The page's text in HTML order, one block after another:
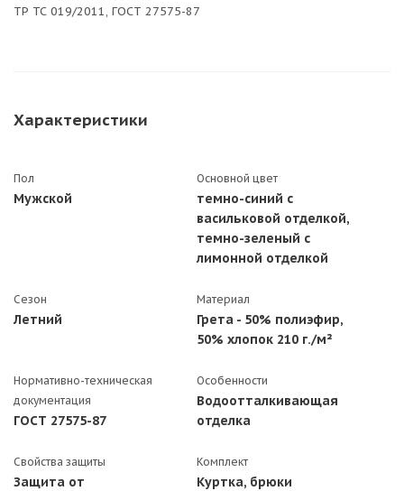
ТР ТС 019/2011, ГОСТ 27575-87
Характеристики
Пол
Мужской
Основной цвет
темно-синий с
васильковой отделкой,
темно-зеленый с
лимонной отделкой
Сезон
Летний
Материал
Грета - 50% полиэфир,
50% хлопок 210 г./м²
Нормативно-техническая
документация
ГОСТ 27575-87
Особенности
Водоотталкивающая
отделка
Свойства защиты
Защита от
Комплект
Куртка, брюки